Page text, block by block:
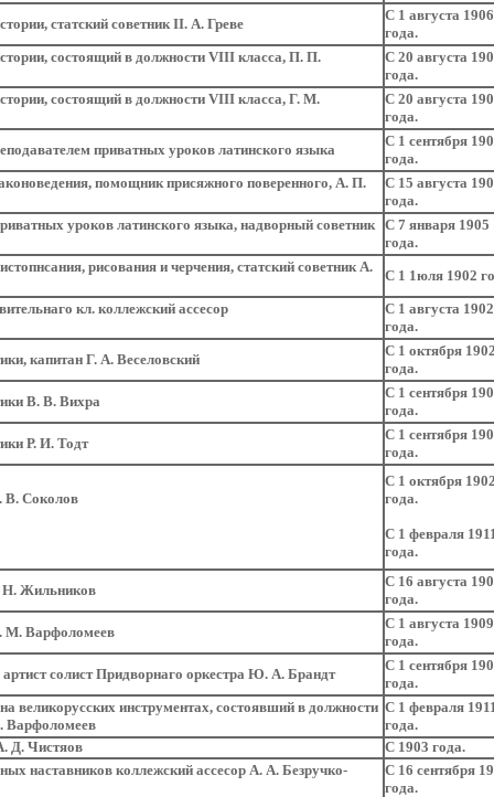
статский советник II. А. Греве
С 1 августа 1906
года.
состоящий в должности VIII класса, П. П.
С 20 августа
года.
состоящий в должности VIII класса, Г. М.
С 20 августа
года.
приватных уроков латинского языка
С 1 сентября
года.
помощник присяжного поверенного, А. П.
С 15 августа
года.
уроков латинского языка, надворный советник
С 7 января 1905
года.
рисования и черчения, статский советник А.
С 1 1юля 1902
кл. коллежский ассесор
С 1 августа 1902
года.
капитан Г. А. Веселовский
С 1 октября 1902
года.
В. В. Вихра
С 1 сентября
года.
Р. И. Тодт
С 1 сентября
года.
В. Соколов
С 1 октября 1902
года.
С 1 февраля
года.
Н. Жильников
С 16 августа
года.
М. Варфоломеев
С 1 августа 1909
года.
солист Придворнаго оркестра Ю. А. Брандт
С 1 сентября
года.
великорусских инструментах, состоявший в должности
Варфоломеев
С 1 февраля
года.
Д. Чистяов
С 1903 года.
наставников коллежский ассесор А. А. Безручко-
С 16 сентября
года.